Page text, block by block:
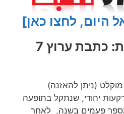
היום, לחצו כאן]
2. גאולת קרקעות: כתבת ערוץ 7
(ניתן להאזנה)
יהודי, שנתקל בתופעה
פעמים בשנה, לאחר